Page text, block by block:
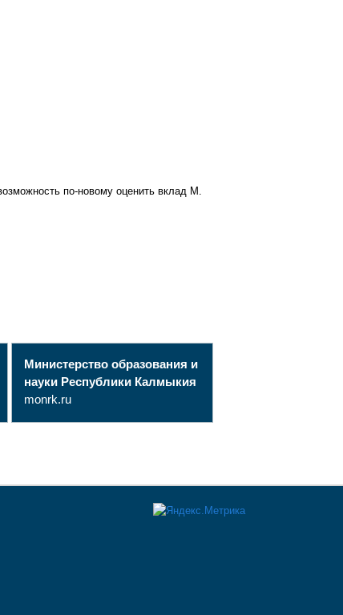
по-новому оценить вклад М.
Министерство образования и
науки Республики Калмыкия
monrk.ru